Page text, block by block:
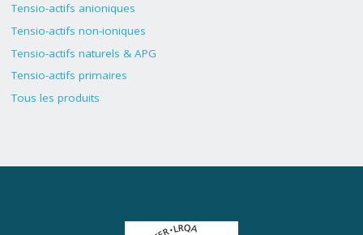
Tensio-actifs anioniques
Tensio-actifs non-ioniques
Tensio-actifs naturels & APG
Tensio-actifs primaires
Tous les produits